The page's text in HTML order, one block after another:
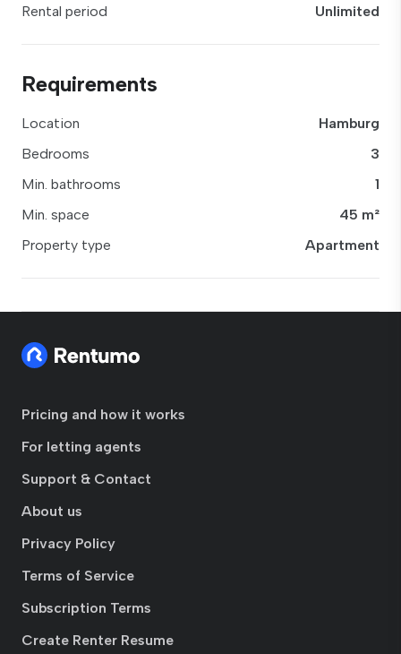
Rental period
Unlimited
Requirements
Location
Hamburg
Bedrooms
3
Min. bathrooms
1
Min. space
45 m²
Property type
Apartment
Pricing and how it works
For letting agents
Support & Contact
About us
Privacy Policy
Terms of Service
Subscription Terms
Create Renter Resume